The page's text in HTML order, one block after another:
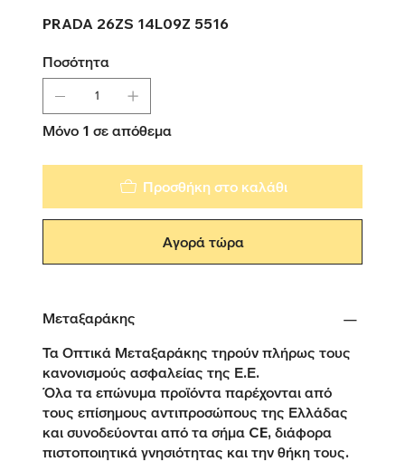
PRADA 26ZS 14L09Z 5516
Ποσότητα
Μόνο 1 σε απόθεμα
Προσθήκη στο καλάθι
Αγορά τώρα
Μεταξαράκης
Τα Οπτικά Μεταξαράκης τηρούν πλήρως τους
κανονισμούς ασφαλείας της Ε.Ε.
Όλα τα επώνυμα προϊόντα παρέχονται από
τους επίσημους αντιπροσώπους της Ελλάδας
και συνοδεύονται από τα σήμα CE, διάφορα
πιστοποιητικά γνησιότητας και την θήκη τους.